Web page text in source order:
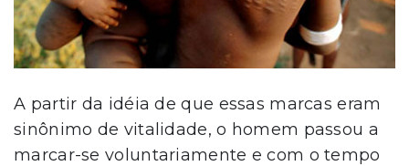
A partir da idéia de que essas marcas eram
sinônimo de vitalidade, o homem passou a
marcar-se voluntariamente e com o tempo